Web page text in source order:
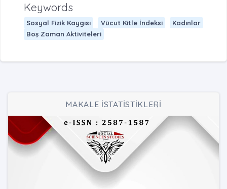
Keywords
Sosyal Fizik Kaygısı Vücut Kitle İndeksi
Kadınlar
Boş Zaman Aktiviteleri
MAKALE İSTATİSTİKLERİ